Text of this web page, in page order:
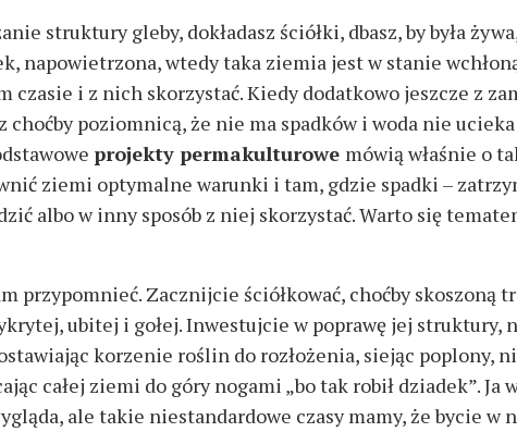
struktury gleby, dokładasz ściółki, dbasz, by była
napowietrzona, wtedy taka ziemia jest w stanie
czasie i z nich skorzystać. Kiedy dodatkowo jeszcze z
choćby poziomnicą, że nie ma spadków i woda nie
projekty permakulturowe mówią właśnie o
ziemi optymalne warunki i tam, gdzie spadki –
albo w inny sposób z niej skorzystać. Warto się
przypomnieć. Zacznijcie ściółkować, choćby skoszoną
ubitej i gołej. Inwestujcie w poprawę jej struktury,
korzenie roślin do rozłożenia, siejąc poplony,
całej ziemi do góry nogami „bo tak robił dziadek”. Ja
ale takie niestandardowe czasy mamy, że bycie w